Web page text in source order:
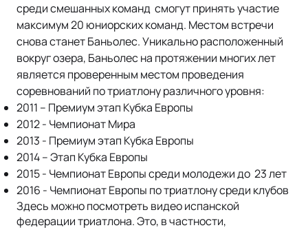
среди смешанных команд смогут принять участие
максимум 20 юниорских команд. Местом встречи
снова станет Баньолес. Уникально расположенный
вокруг озера, Баньолес на протяжении многих лет
является проверенным местом проведения
соревнований по триатлону различного уровня:
2011 – Премиум этап Кубка Европы
2012 - Чемпионат Мира
2013 - Премиум этап Кубка Европы
2014 – Этап Кубка Европы
2015 - Чемпионат Европы среди молодежи до 23 лет
2016 - Чемпионат Европы по триатлону среди клубов
Здесь можно посмотреть видео испанской
федерации триатлона. Это, в частности,